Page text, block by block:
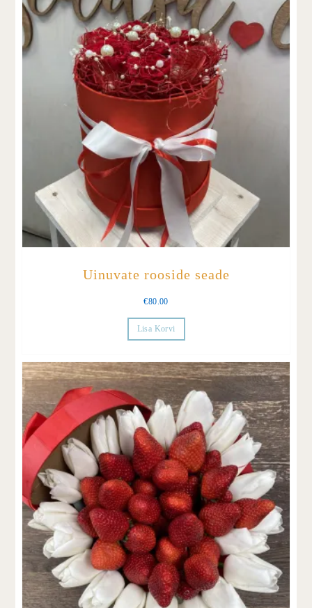
Uinuvate rooside seade
€80.00
Lisa Korvi